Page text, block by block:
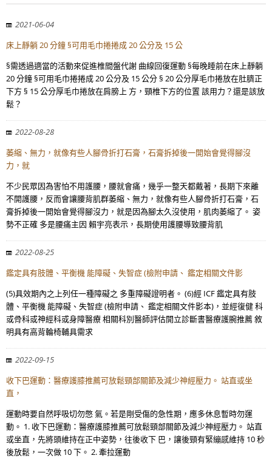
2021-06-04
床上靜躺 20 分鐘 §可用毛巾捲捲成 20 公分及 15 公
§需透過適當的活動來促進椎間盤代謝 曲線回復運動 §每晚睡前在床上靜躺
20 分鐘 §可用毛巾捲捲成 20 公分及 15 公分 § 20 公分厚毛巾捲放在肚臍正
下方 § 15 公分厚毛巾捲放在肩膀上 方，頸椎下方的位置 該用力？還是該放
鬆？
2022-08-28
萎縮、無力，就像有些人腳骨折打石膏，石膏拆掉後一開始會覺得腳沒
力，就
不少民眾因為害怕不用護腰，腰就會痛，幾乎一整天都戴著，長期下來離
不開護腰，反而會讓腰背肌群萎縮、無力，就像有些人腳骨折打石膏，石
膏拆掉後一開始會覺得腳沒力，就是因為腳太久沒使用，肌肉萎縮了。 姿
勢不正確 多是腰痛主因 賴宇亮表示，長期使用護腰導致腰背肌
2022-08-25
鑑定具有肢體、平衡機 能障礙、失智症 (檢附申請、 鑑定相關文件影
(5)具效期內之上列任一種障礙之 多重障礙證明者。 (6)經 ICF 鑑定具有肢
體、平衡機 能障礙、失智症 (檢附申請、 鑑定相關文件影本)，並經復健 科
或骨科或神經科或身障醫療 相關科別醫師評估開立診斷書醫療護腕推薦 敘
明具有高背輪椅輔具需求
2022-09-15
收下巴運動：醫療護膝推薦可放鬆頸部關節及減少神經壓力。 站直或坐
直，
運動時要自然呼吸切勿憋 氣。若是剛受傷的急性期，應多休息暫時勿運
動。 1. 收下巴運動：醫療護膝推薦可放鬆頸部關節及減少神經壓力。 站直
或坐直，先將頭維持在正中姿勢，往後收下 巴，讓後頸有緊繃感維持 10 秒
後放鬆，一次做 10 下。 2. 牽拉運動